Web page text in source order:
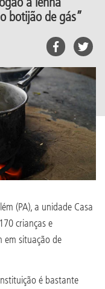
botijão de gás”
(PA), a unidade Casa
crianças e
em situação de
é bastante